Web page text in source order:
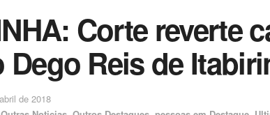
Corte reverte
Dego Reis de
de 2018